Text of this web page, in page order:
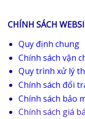
CHÍNH SÁCH
Quy định chung
Chính sách vận
Quy trình xử lý
Chính sách đổi
Chính sách bảo
Chính sách giá